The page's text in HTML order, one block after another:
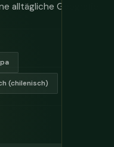
alltägliche Geografie
(chilenisch)